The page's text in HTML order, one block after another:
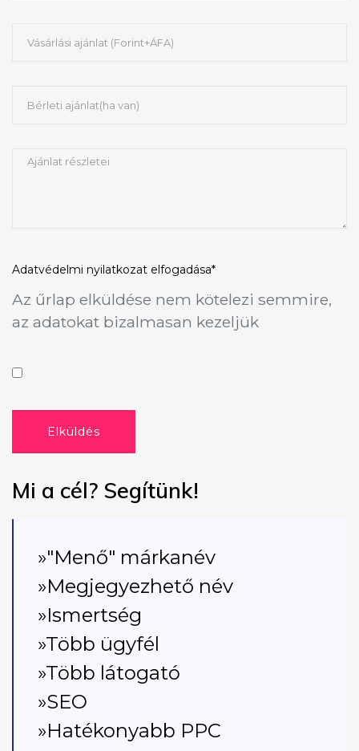
Adatvédelmi nyilatkozat elfogadása*
Az űrlap elküldése nem kötelezi semmire,
az adatokat bizalmasan kezeljük
Elküldés
Mi a cél? Segítünk!
»"Menő" márkanév
»Megjegyezhető név
»Ismertség
»Több ügyfél
»Több látogató
»SEO
»Hatékonyabb PPC